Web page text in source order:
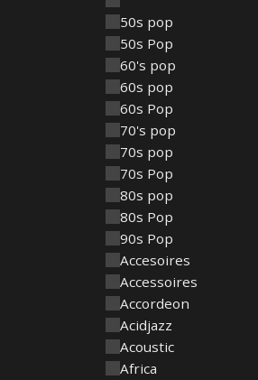
50s pop
50s Pop
60's pop
60s pop
60s Pop
70's pop
70s pop
70s Pop
80s pop
80s Pop
90s Pop
Accesoires
Accessoires
Accordeon
Acidjazz
Acoustic
Africa